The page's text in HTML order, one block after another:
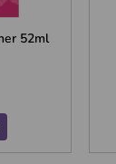
52ml